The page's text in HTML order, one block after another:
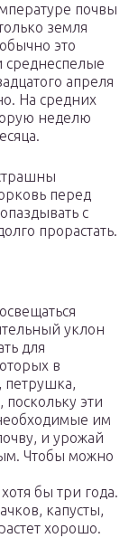
почвы
земля
это
среднеспелые
апреля
На средних
неделю
перед
с
прорастать.
уклон
для
в
петрушка,
эти
им
и урожай
Чтобы можно
бы три года.
капусты,
хорошо.